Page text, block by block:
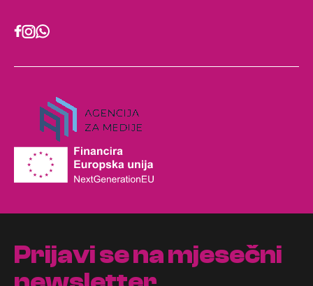
Prijavi se na mjesečni